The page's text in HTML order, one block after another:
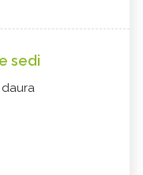
sedi